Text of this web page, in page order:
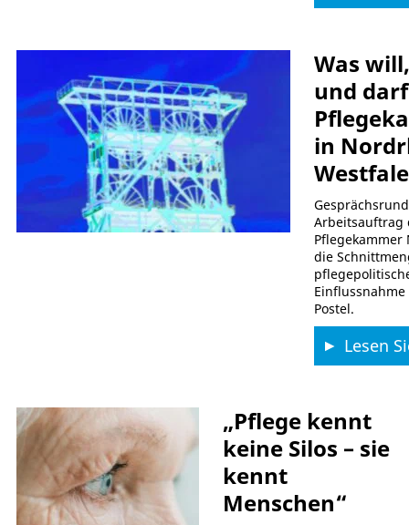
Was
und
in
Arbeitsauftrag
Pflegekammer
die
Postel.
Lesen
„Pflege kennt
keine Silos – sie
kennt
Menschen“